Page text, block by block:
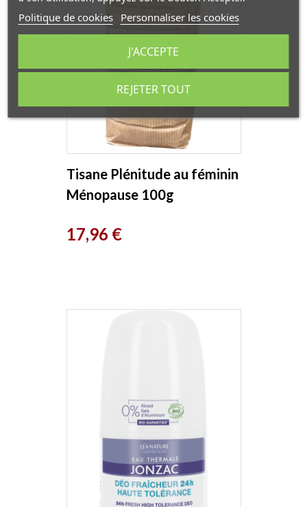
Tisane Plénitude au féminin
Ménopause 100g
Prix
17,96 €
Politique de cookies Personnaliser les cookies
REJETER TOUT
J'ACCEPTE